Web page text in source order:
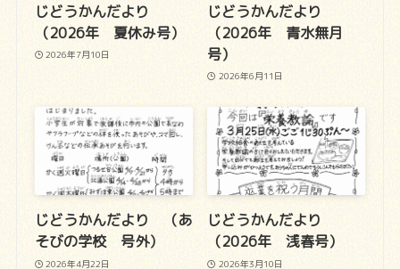
じどうかんだより
（2026年 夏休み号）
2026年7月10日
じどうかんだより
（2026年 青水無月
号）
2026年6月11日
じどうかんだより （あ
そびの学校 号外）
2026年4月22日
じどうかんだより
（2026年 浅春号）
2026年3月10日